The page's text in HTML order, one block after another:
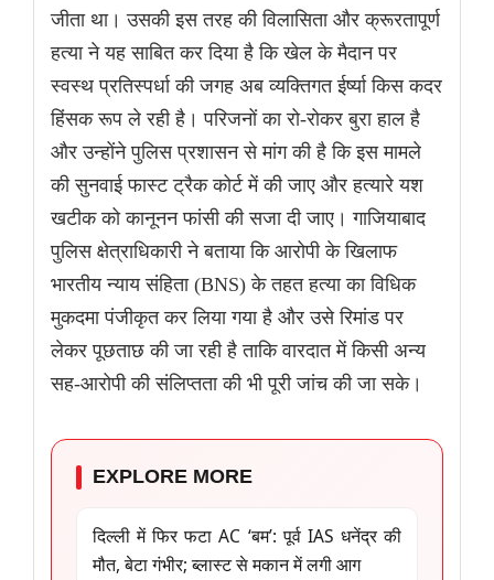
जीता था। उसकी इस तरह की विलासिता और क्रूरतापूर्ण
हत्या ने यह साबित कर दिया है कि खेल के मैदान पर
स्वस्थ प्रतिस्पर्धा की जगह अब व्यक्तिगत ईर्ष्या किस कदर
हिंसक रूप ले रही है। परिजनों का रो-रोकर बुरा हाल है
और उन्होंने पुलिस प्रशासन से मांग की है कि इस मामले
की सुनवाई फास्ट ट्रैक कोर्ट में की जाए और हत्यारे यश
खटीक को कानूनन फांसी की सजा दी जाए। गाजियाबाद
पुलिस क्षेत्राधिकारी ने बताया कि आरोपी के खिलाफ
भारतीय न्याय संहिता (BNS) के तहत हत्या का विधिक
मुकदमा पंजीकृत कर लिया गया है और उसे रिमांड पर
लेकर पूछताछ की जा रही है ताकि वारदात में किसी अन्य
सह-आरोपी की संलिप्तता की भी पूरी जांच की जा सके।
EXPLORE MORE
दिल्ली में फिर फटा AC ‘बम’: पूर्व IAS धनेंद्र की
मौत, बेटा गंभीर; ब्लास्ट से मकान में लगी आग